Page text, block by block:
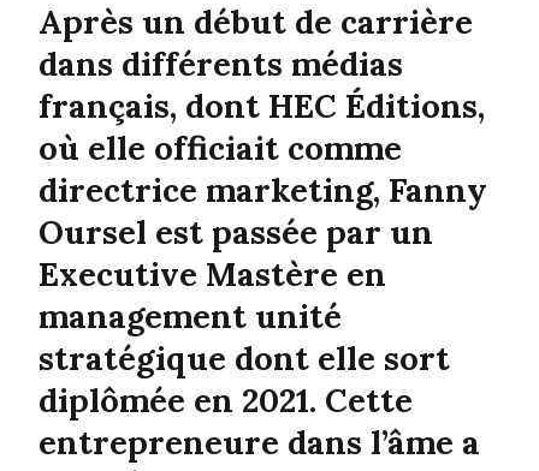
Après un début de carrière
dans différents médias
français, dont HEC Éditions,
où elle officiait comme
directrice marketing, Fanny
Oursel est passée par un
Executive Mastère en
management unité
stratégique dont elle sort
diplômée en 2021. Cette
entrepreneure dans l’âme a